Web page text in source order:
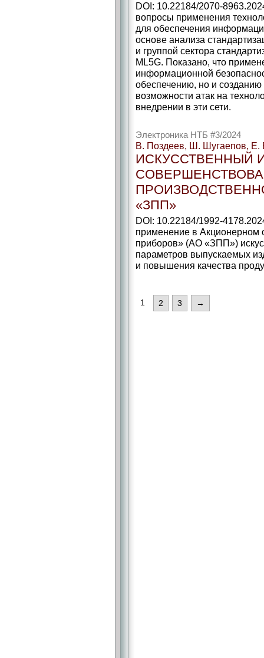
DOI: 10.22184/2070-
вопросы применения
для обеспечения
основе анализа
и группой сектора
ML5G. Показано, что
информационной
обеспечению, но и созданию
возможности атак на
внедрении в эти сети.
Электроника НТБ #3/2024
В. Поздеев, Ш. Шугаепов,
ИСКУССТВЕННЫЙ
«ЗПП»
DOI: 10.22184/1992-
применение в Акционерном
приборов» (АО «ЗПП»)
параметров выпускаемых
и повышения качества
1 2 3 →